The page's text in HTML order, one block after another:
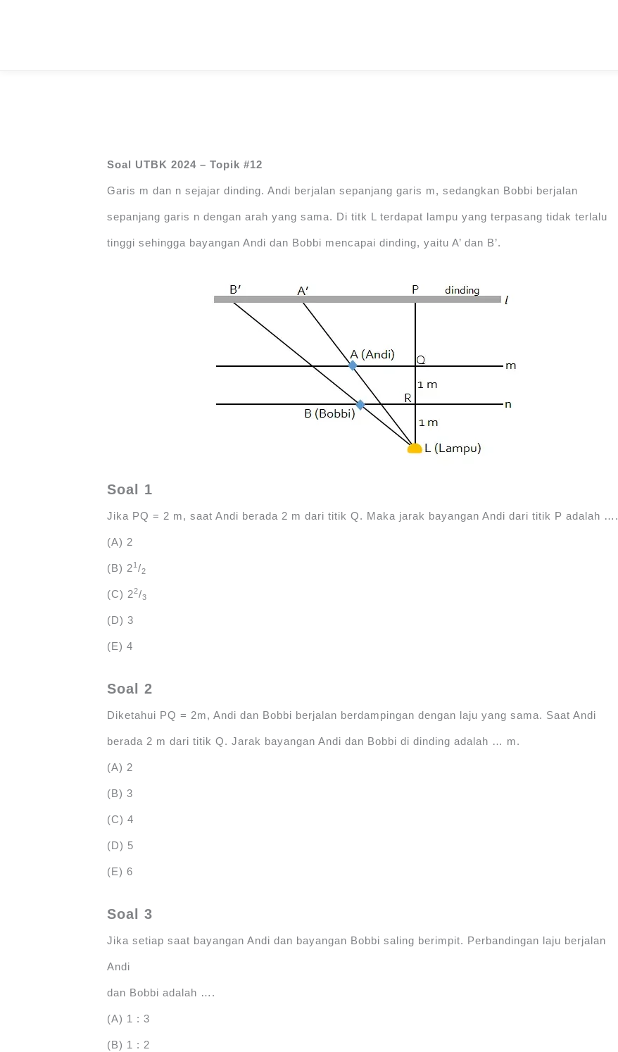
Soal UTBK 2024 – Topik #12
Garis m dan n sejajar dinding. Andi berjalan sepanjang garis m, sedangkan Bobbi berjalan
sepanjang garis n dengan arah yang sama. Di titk L terdapat lampu yang terpasang tidak terlalu
tinggi sehingga bayangan Andi dan Bobbi mencapai dinding, yaitu A’ dan B’.
Soal 1
Jika PQ = 2 m, saat Andi berada 2 m dari titik Q. Maka jarak bayangan Andi dari titik P adalah ….
(A) 2
(B) 21/2
(C) 22/3
(D) 3
(E) 4
Soal 2
Diketahui PQ = 2m, Andi dan Bobbi berjalan berdampingan dengan laju yang sama. Saat Andi
berada 2 m dari titik Q. Jarak bayangan Andi dan Bobbi di dinding adalah … m.
(A) 2
(B) 3
(C) 4
(D) 5
(E) 6
Soal 3
Jika setiap saat bayangan Andi dan bayangan Bobbi saling berimpit. Perbandingan laju berjalan
Andi
dan Bobbi adalah ….
(A) 1 : 3
(B) 1 : 2